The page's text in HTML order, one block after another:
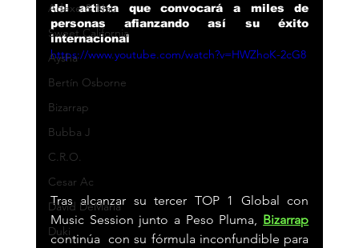
Adexe & Nau
Sweet California
Aysha
Bertín Osborne
Bizarrap
Bubba J
C.R.O.
Cesar Ac
David DeMaría
Duki
del artista que convocará a miles de
personas afianzando así su éxito
internacional
https://www.youtube.com/watch?v=HWZhoK-2cG8
Tras alcanzar su tercer TOP 1 Global con
Music Session junto a Peso Pluma, Bizarrap
continúa  con su fórmula inconfundible para